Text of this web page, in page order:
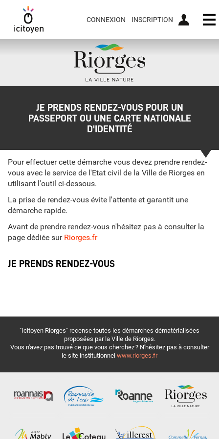
CONNEXION INSCRIPTION
JE PRENDS RENDEZ-VOUS POUR UN
PASSEPORT OU UNE CARTE NATIONALE
D'IDENTITÉ
Pour effectuer cette démarche vous devez prendre rendez-
vous avec le service de l'Etat civil de la Ville de Riorges en
utilisant l'outil ci-dessous.
La prise de rendez-vous évite l'attente et garantit une
démarche rapide.
Avant de prendre rendez-vous n'hésitez pas à consulter la
page dédiée sur Riorges.fr
JE PRENDS RENDEZ-VOUS
"Icitoyen Riorges" recense toutes les démarches dématérialisées
proposées par la Ville de Riorges.
Vous n'avez pas trouvé ce que vous cherchez ? N'hésitez pas à consulter
le site institutionnel www.riorges.fr